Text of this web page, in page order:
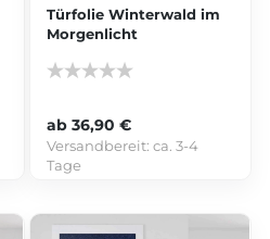
Türfolie Winterwald im
Morgenlicht
ab 36,90 €
Versandbereit:ca. 3-4
Tage